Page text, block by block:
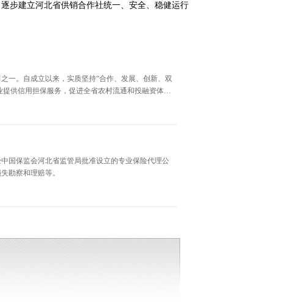
步建立河北省供销合作社统一、安全、稳健运行
一。自成立以来，实质坚持“合作、发展、创新、双
供信用担保服务，促进全省农村流通和投融资体系
托资产有偿管理、企业改制重组和企业上市咨询服
国保监会河北省监管局批准设立的专业保险代理公
勘察和理赔等。